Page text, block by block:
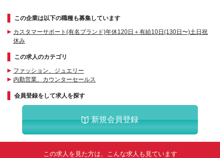
この企業は以下の職種も募集しています
カスタマーサポート(有名ブランド)年休120日＋有給10日(130日〜)土日祝
休み
この求人のカテゴリ
ファッション、ジュエリー
内勤営業、カウンターセールス
会員登録をして求人を探す
新規会員登録
この求人を見た方は、こんな求人も見ています